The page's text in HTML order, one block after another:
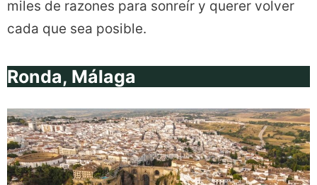
miles de razones para sonreír y querer volver
cada que sea posible.
Ronda, Málaga